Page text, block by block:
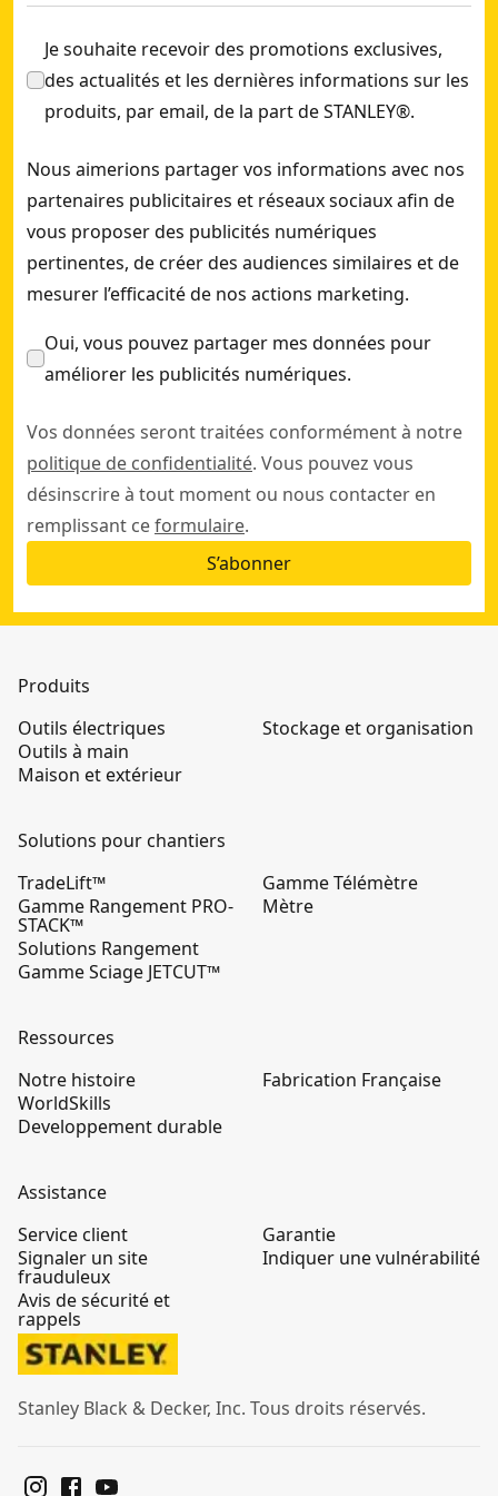
Je souhaite recevoir des promotions exclusives,
des actualités et les dernières informations sur les
produits, par email, de la part de STANLEY®.
Nous aimerions partager vos informations avec nos
partenaires publicitaires et réseaux sociaux afin de
vous proposer des publicités numériques
pertinentes, de créer des audiences similaires et de
mesurer l’efficacité de nos actions marketing.
Oui, vous pouvez partager mes données pour
améliorer les publicités numériques.
Vos données seront traitées conformément à notre
politique de confidentialité. Vous pouvez vous
désinscrire à tout moment ou nous contacter en
remplissant ceformulaire.
S’abonner
Produits
Outils électriques
Outils à main
Maison et extérieur
Stockage et organisation
Solutions pour chantiers
TradeLift™
Gamme Rangement PRO-
STACK™
Solutions Rangement
Gamme Sciage JETCUT™
Gamme Télémètre
Mètre
Ressources
Notre histoire
WorldSkills
Developpement durable
Fabrication Française
Assistance
Service client
Signaler un site
frauduleux
Avis de sécurité et
rappels
Garantie
Indiquer une vulnérabilité
Stanley Black & Decker, Inc. Tous droits réservés.